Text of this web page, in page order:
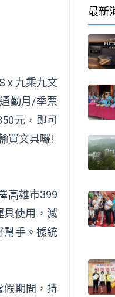
x 九乘九文
勤月/季票
元，即可
買文具囉!
高雄市399
具使用，減
幫手。據統
假期間，持
最新